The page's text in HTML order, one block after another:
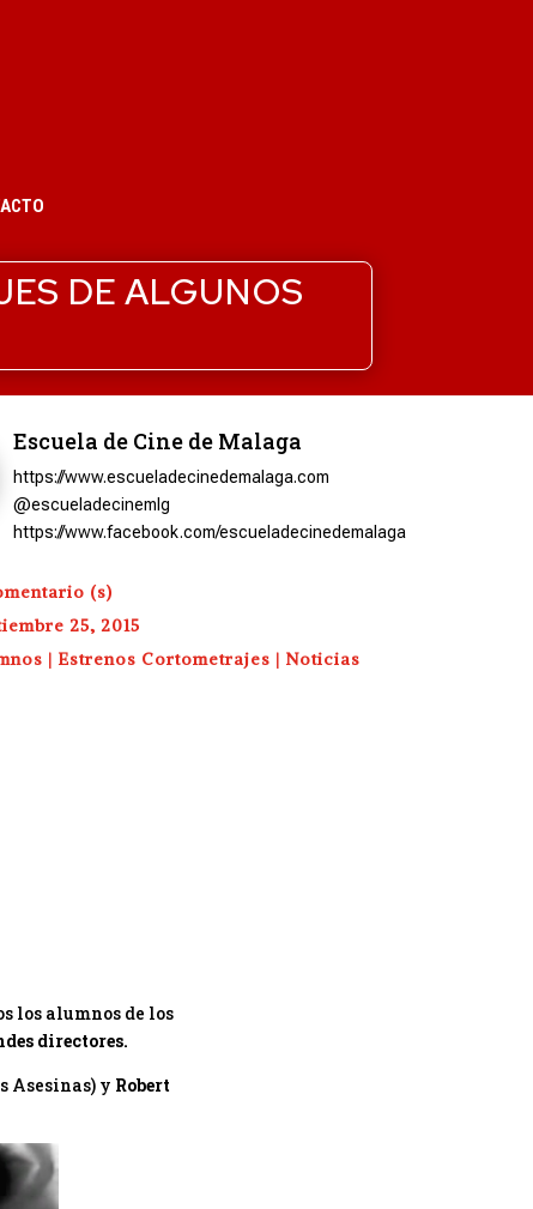
DE ALGUNOS
Escuela de Cine de Malaga
https://www.escueladecinedemalaga.com
@escueladecinemlg
https://www.facebook.com/escueladecinedemalaga
(s)
25, 2015
| Estrenos Cortometrajes | Noticias
los alumnos de los
directores.
Asesinas) y Robert